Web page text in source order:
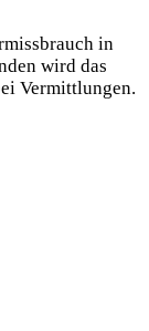
in
wird das
Vermittlungen.